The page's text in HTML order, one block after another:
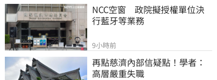
NCC空窗　政院擬授權單位決
行藍牙等業務
9小時前
再點慈濟內部信疑點！學者：
高層嚴重失職